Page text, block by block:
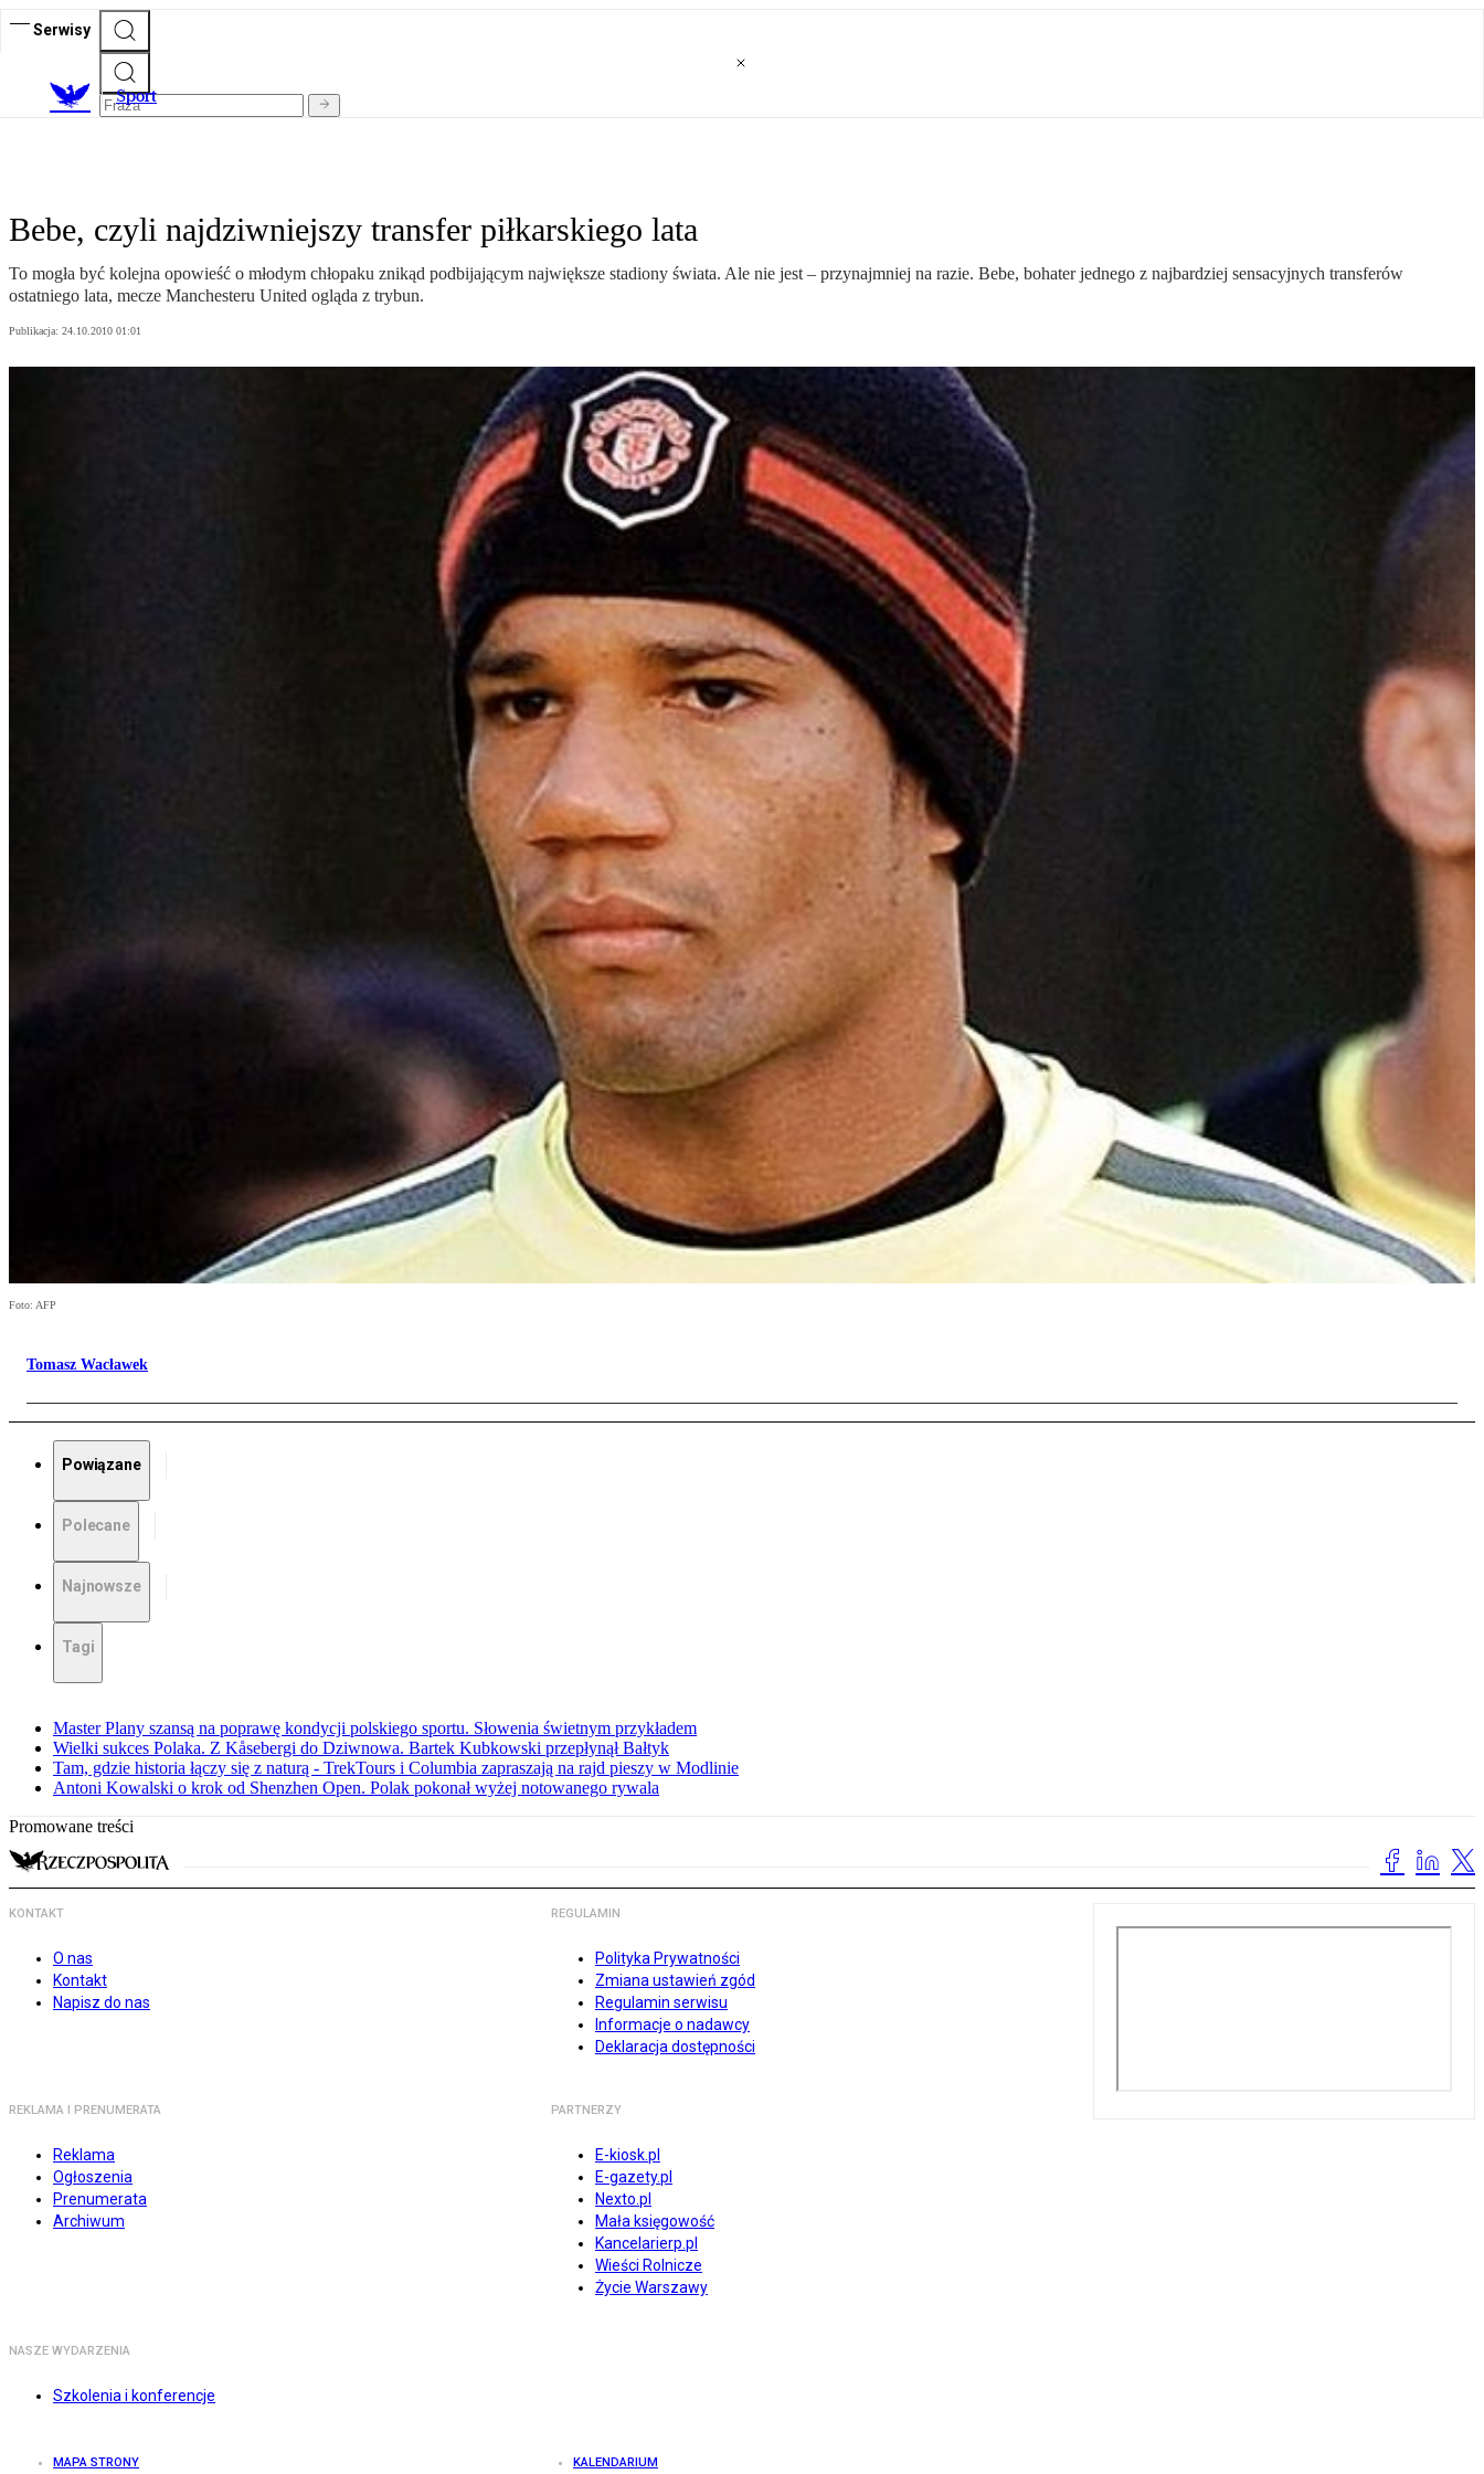
Serwisy
Sport
Bebe, czyli najdziwniejszy transfer piłkarskiego lata
To mogła być kolejna opowieść o młodym chłopaku znikąd podbijającym największe stadiony świata. Ale nie jest – przynajmniej na razie. Bebe, bohater jednego z najbardziej sensacyjnych transferów
ostatniego lata, mecze Manchesteru United ogląda z trybun.
Publikacja: 24.10.2010 01:01
Foto: AFP
Tomasz Wacławek
Powiązane
Polecane
Najnowsze
Tagi
Master Plany szansą na poprawę kondycji polskiego sportu. Słowenia świetnym przykładem
Wielki sukces Polaka. Z Kåsebergi do Dziwnowa. Bartek Kubkowski przepłynął Bałtyk
Tam, gdzie historia łączy się z naturą - TrekTours i Columbia zapraszają na rajd pieszy w Modlinie
Antoni Kowalski o krok od Shenzhen Open. Polak pokonał wyżej notowanego rywala
Promowane treści
KONTAKT
O nas
Kontakt
Napisz do nas
REGULAMIN
Polityka Prywatności
Zmiana ustawień zgód
Regulamin serwisu
Informacje o nadawcy
Deklaracja dostępności
REKLAMA I PRENUMERATA
Reklama
Ogłoszenia
Prenumerata
Archiwum
PARTNERZY
E-kiosk.pl
E-gazety.pl
Nexto.pl
Mała księgowość
Kancelarierp.pl
Wieści Rolnicze
Życie Warszawy
NASZE WYDARZENIA
Szkolenia i konferencje
MAPA STRONY KALENDARIUM